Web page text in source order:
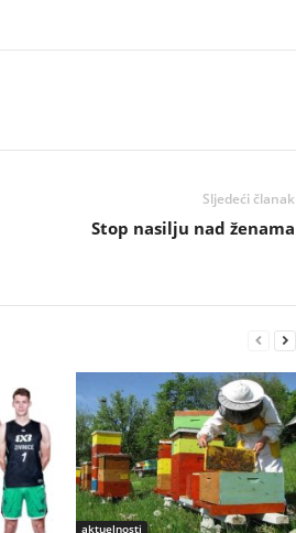
Sljedeći članak
Stop nasilju nad ženama
aktuelnosti